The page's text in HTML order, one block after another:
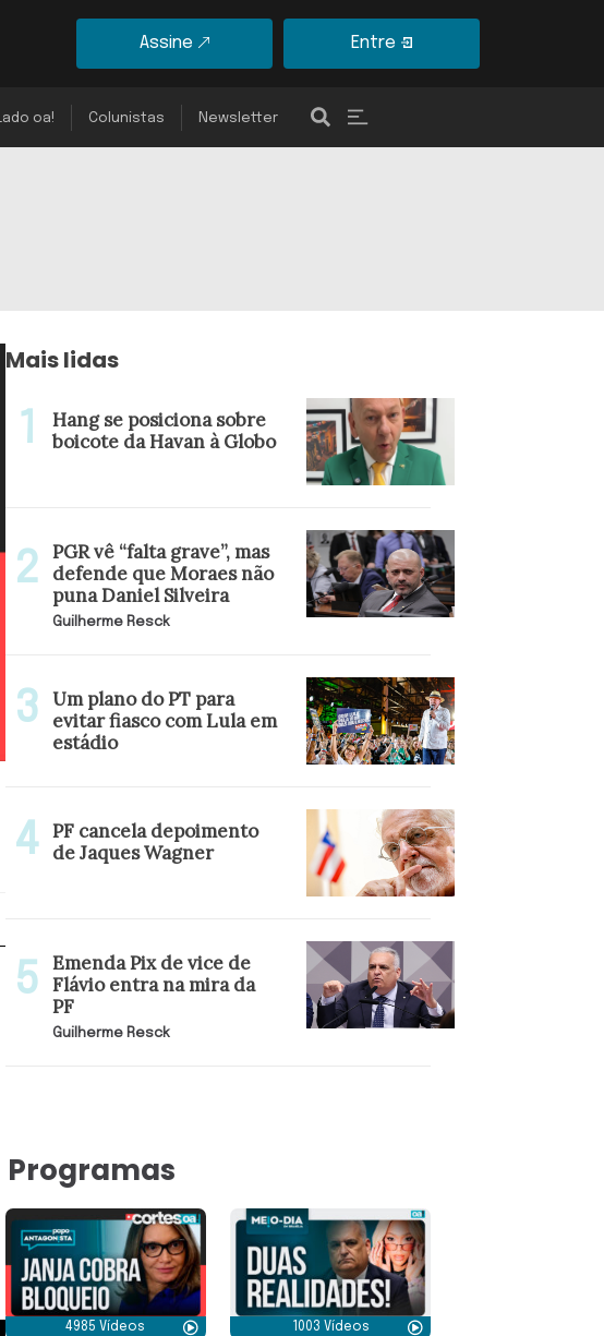
Assine Entre
Lado oa! Colunistas Newsletter
Mais lidas
Hang se posiciona sobre
boicote da Havan à Globo
PGR vê “falta grave”, mas
defende que Moraes não
puna Daniel Silveira
Guilherme Resck
Um plano do PT para
evitar fiasco com Lula em
estádio
PF cancela depoimento
de Jaques Wagner
Emenda Pix de vice de
Flávio entra na mira da
PF
Guilherme Resck
Programas
4985 Vídeos 1003 Vídeos